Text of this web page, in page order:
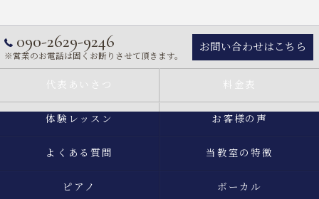
090-2629-9246
※営業のお電話は固くお断りさせて頂きます。
お問い合わせはこちら
代表あいさつ 料金表
体験レッスン お客様の声
よくある質問 当教室の特徴
ピアノ ボーカル